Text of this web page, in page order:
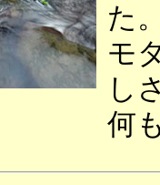
た
モ
し
何